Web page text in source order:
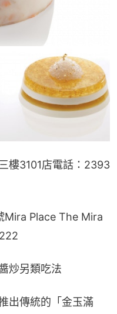
樓3101店電話：2393
Mira Place The Mira
炒另類吃法
出傳統的「金玉滿